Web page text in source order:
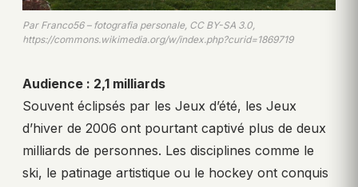
Par Franco56 – fotografia personale, CC BY-SA 3.0,
https://commons.wikimedia.org/w/index.php?curid=1869719
Audience : 2,1 milliards
Souvent éclipsés par les Jeux d’été, les Jeux
d’hiver de 2006 ont pourtant captivé plus de deux
milliards de personnes. Les disciplines comme le
ski, le patinage artistique ou le hockey ont conquis